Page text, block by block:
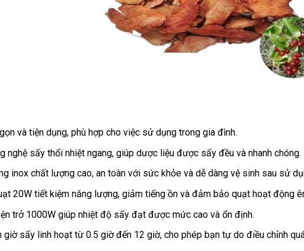
và tiện dụng, phù hợp cho việc sử dụng trong gia đình.
nghệ sấy thổi nhiệt ngang, giúp dược liệu được sấy đều và nhanh chóng.
inox chất lượng cao, an toàn với sức khỏe và dễ dàng vệ sinh sau sử
20W tiết kiệm năng lượng, giảm tiếng ồn và đảm bảo quạt hoạt động
trở 1000W giúp nhiệt độ sấy đạt được mức cao và ổn định.
giờ sấy linh hoạt từ 0.5 giờ đến 12 giờ, cho phép bạn tự do điều chỉnh